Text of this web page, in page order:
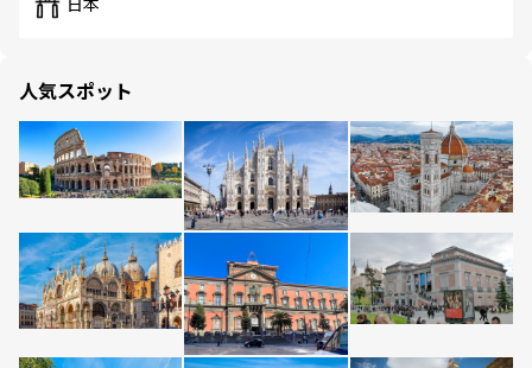
日本
人気スポット